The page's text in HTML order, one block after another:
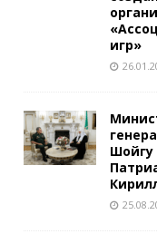
игр»
Шойгу